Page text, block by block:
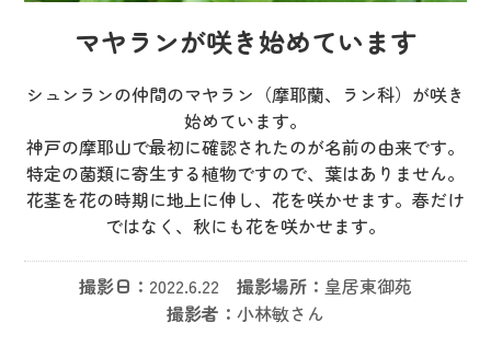
マヤランが咲き始めています
シュンランの仲間のマヤラン（摩耶蘭、ラン科）が咲き
始めています。
神戸の摩耶山で最初に確認されたのが名前の由来です。
特定の菌類に寄生する植物ですので、葉はありません。
花茎を花の時期に地上に伸し、花を咲かせます。春だけ
ではなく、秋にも花を咲かせます。
撮影日： 2022.6.22 撮影場所： 皇居東御苑
撮影者： 小林敏さん